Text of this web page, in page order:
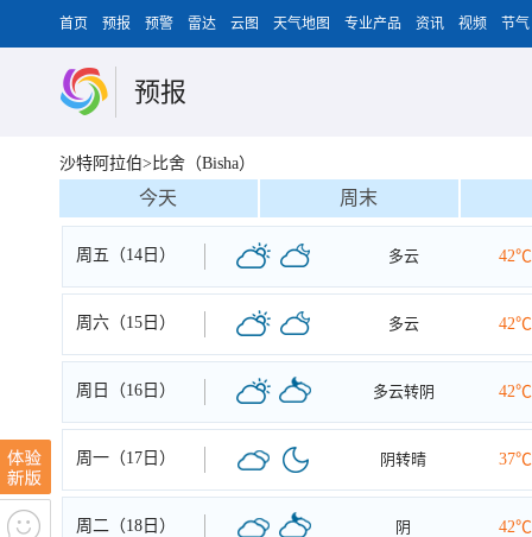
首页 预报 预警 雷达 云图 天气地图 专业产品 资讯 视频 节气
预报
沙特阿拉伯>比舍（Bisha）
今天 周末
周五（14日） 多云 42℃
周六（15日） 多云 42℃
周日（16日） 多云转阴 42℃
周一（17日） 阴转晴 37℃
周二（18日） 阴 42℃